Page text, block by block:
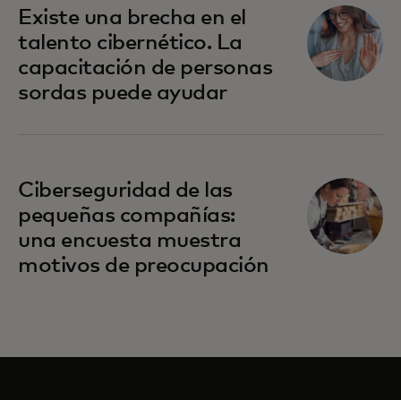
Existe una brecha en el
talento cibernético. La
capacitación de personas
sordas puede ayudar
Ciberseguridad de las
pequeñas compañías:
una encuesta muestra
motivos de preocupación